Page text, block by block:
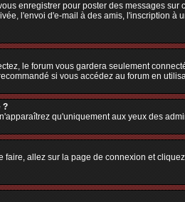
enregistrer pour poster des messages
l'envoi d'e-mail à des amis, l'inscription
le forum vous gardera seulement
si vous accédez au forum en
?
qu'uniquement aux yeux des
faire, allez sur la page de connexion et